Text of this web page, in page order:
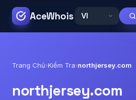
AceWhois
Trang Chủ›Kiểm Tra›northjersey.com
northjersey.com